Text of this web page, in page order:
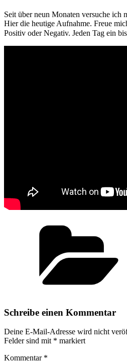
Seit über neun Monaten versuche ich
Hier die heutige Aufnahme. Freue
Positiv oder Negativ. Jeden Tag ein
Schreibe einen Kommentar
Deine E-Mail-Adresse wird nicht
Felder sind mit * markiert
Kommentar *